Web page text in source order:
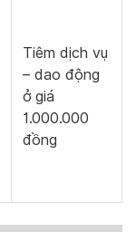
Tiêm dịch vụ
– dao động
ở giá
1.000.000
đồng